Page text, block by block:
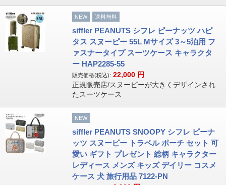
NEW 送料無料
siffler PEANUTS シフレ ピーナッツ ハピ
タス スヌーピー 55L Mサイズ 3～5泊用 フ
ァスナータイプ スーツケース キャラクタ
ー HAP2285-55
販売価格(税込): 22,000 円
正規販売店/スヌーピーが大きくデザインされ
たスーツケース
NEW
siffler PEANUTS SNOOPY シフレ ピーナ
ッツ スヌーピー トラベル ポーチ セット 可
愛い ギフト プレゼント 総柄 キャラクター
レディース メンズ キッズ デイリー コスメ
ケース 犬 旅行用品 7122-PN